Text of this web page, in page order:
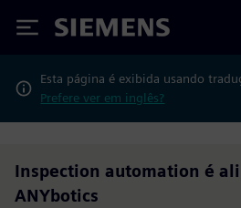
Siemens
Esta página é exibida usando
Prefere ver em inglês?
Inspection automation é
ANYbotics